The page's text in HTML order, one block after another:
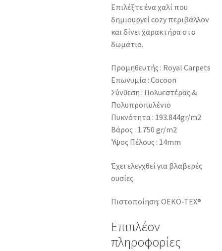
Επιλέξτε ένα χαλί που
δημιουργεί cozy περιβάλλον
και δίνει χαρακτήρα στο
δωμάτιο.
Προμηθευτής : Royal Carpets
Επωνυμία : Cocoon
Σύνθεση : Πολυεστέρας &
Πολυπροπυλένιο
Πυκνότητα : 193.844gr/m2
Βάρος : 1.750 gr/m2
Ύψος Πέλους : 14mm
Έχει ελεγχθεί για βλαβερές
ουσίες.
Πιστοποίηση: OEKO-TEX®
Επιπλέον
πληροφορίες